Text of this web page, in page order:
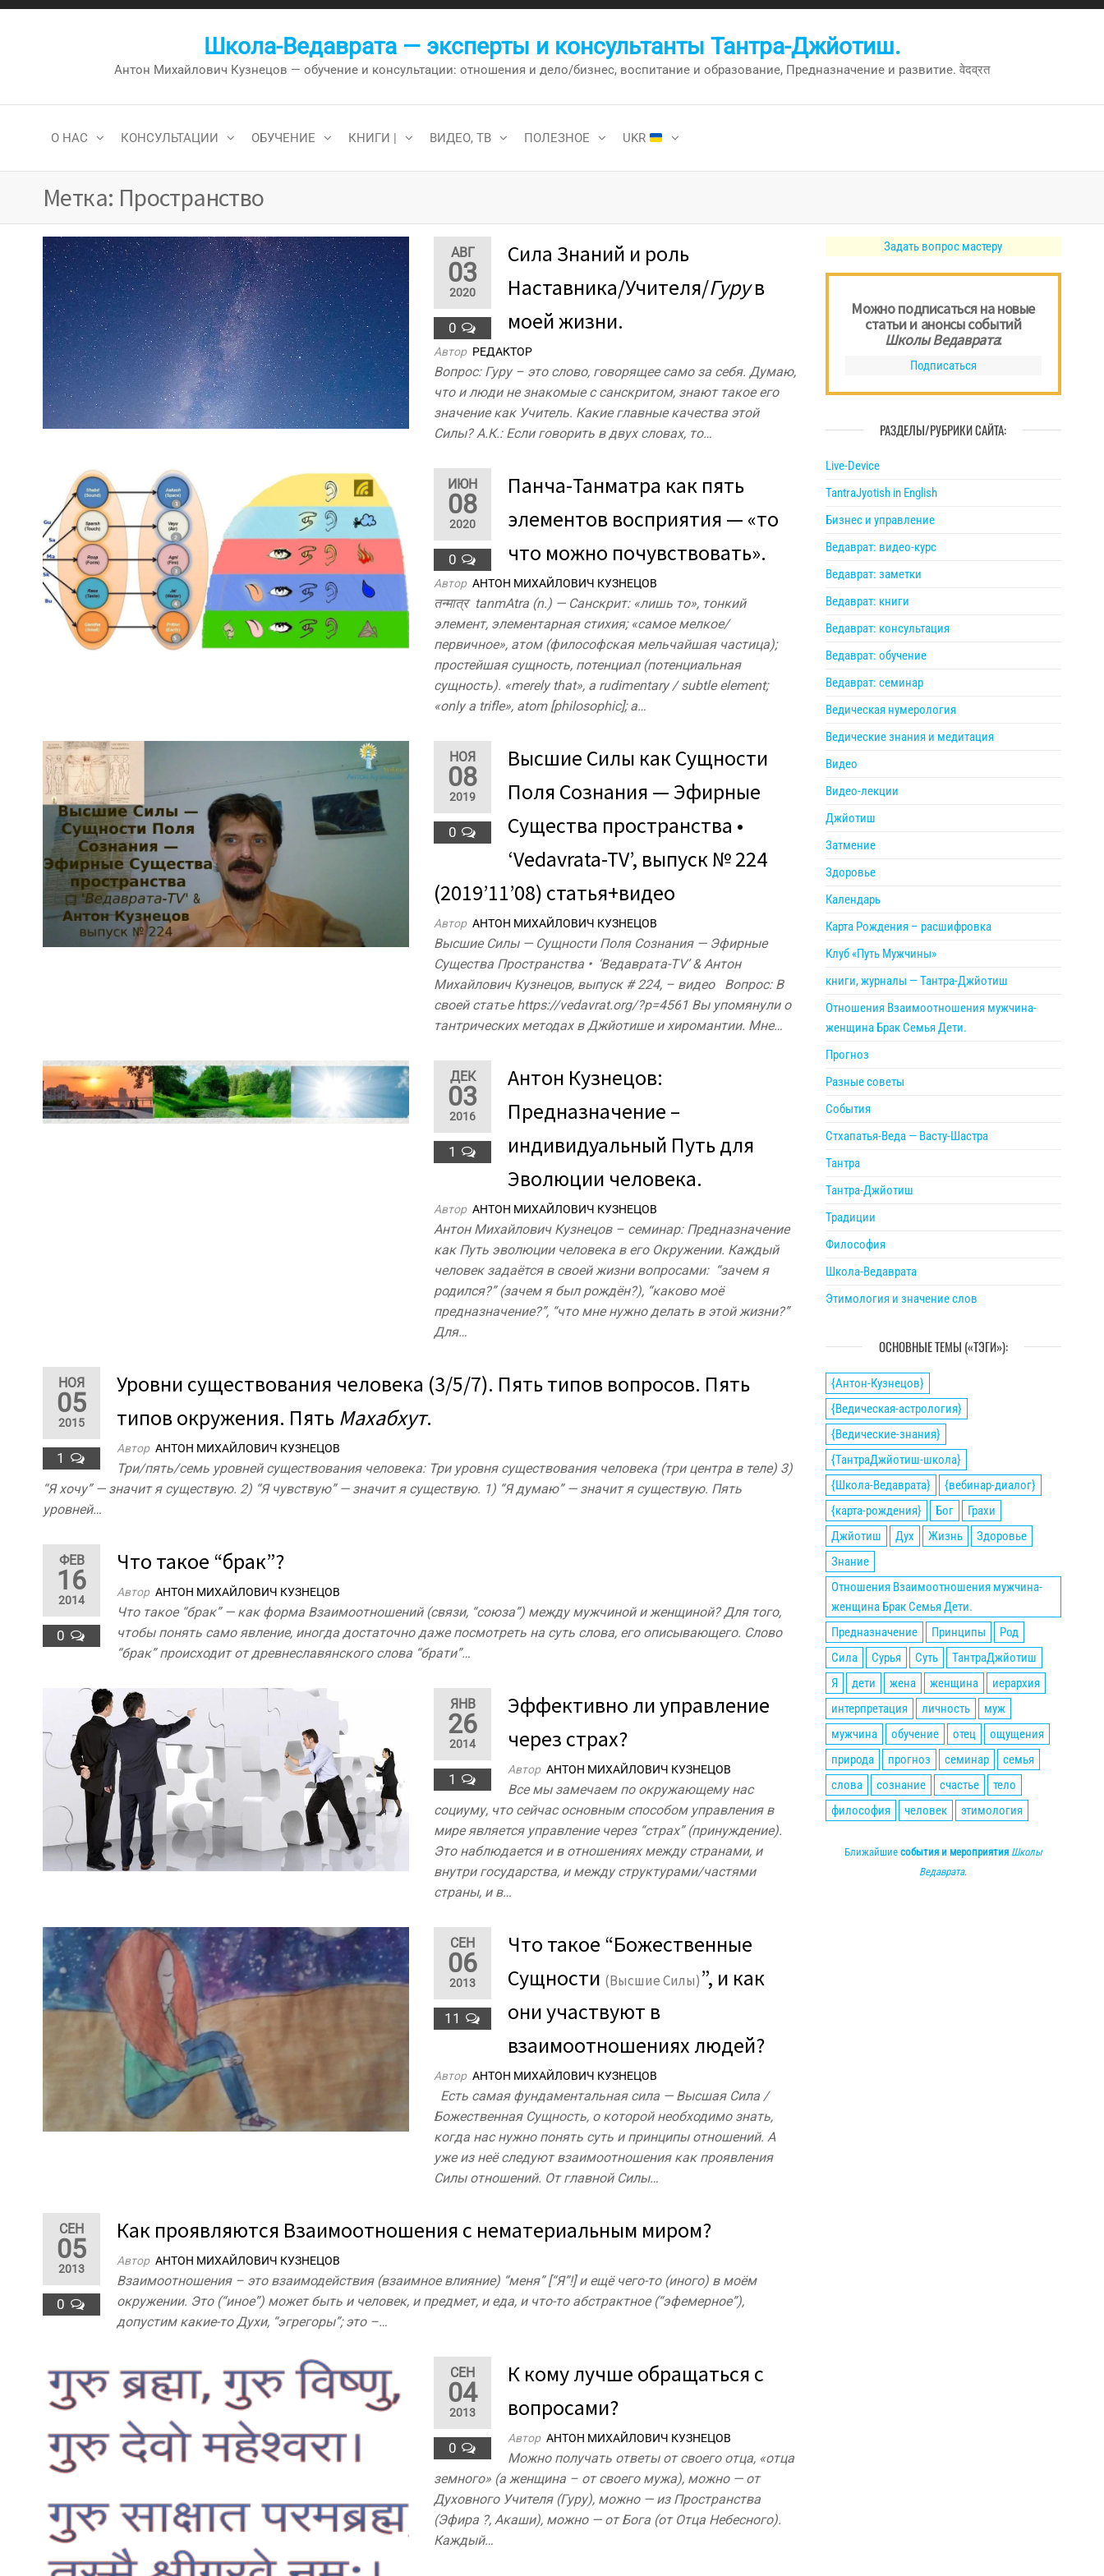
Перейти
Школа-Ведаврата — эксперты и консультанты Тантра-Джйотиш.
Антон Михайлович Кузнецов — обучение и консультации: отношения и дело/бизнес, воспитание и образование, Предназначение и развитие. वेदव्रत
О НАС КОНСУЛЬТАЦИИ ОБУЧЕНИЕ КНИГИ | ВИДЕО, ТВ ПОЛЕЗНОЕ UKR
Метка: Пространство
АВГ
03
2020
0
Сила Знаний и роль
Наставника/Учителя/Гурув
моей жизни.
Автор РЕДАКТОР
Вопрос: Гуру – это слово, говорящее само за себя. Думаю,
что и люди не знакомые с санскритом, знают такое его
значение как Учитель. Какие главные качества этой
Силы? А.К.: Если говорить в двух словах, то…
ИЮН
08
2020
0
Панча-Танматра как пять
элементов восприятия — «то
что можно почувствовать».
Автор АНТОН МИХАЙЛОВИЧ КУЗНЕЦОВ
तन्मात्र tanmAtra (n.) — Санскрит: «лишь то», тонкий
элемент, элементарная стихия; «самое мелкое/
первичное», атом (философская мельчайшая частица);
простейшая сущность, потенциал (потенциальная
сущность). «merely that», a rudimentary / subtle element;
«only a trifle», atom [philosophic]; a…
НОЯ
08
2019
0
Высшие Силы как Сущности
Поля Сознания — Эфирные
Существа пространства •
‘Vedavrata-TV’, выпуск № 224
(2019’11’08) статья+видео
Автор АНТОН МИХАЙЛОВИЧ КУЗНЕЦОВ
Высшие Силы — Сущности Поля Сознания — Эфирные
Существа Пространства • ‘Ведаврата-TV’ & Антон
Михайлович Кузнецов, выпуск # 224, – видео Вопрос: В
своей статье https://vedavrat.org/?p=4561 Вы упомянули о
тантрических методах в Джйотише и хиромантии. Мне…
ДЕК
03
2016
1
Антон Кузнецов:
Предназначение –
индивидуальный Путь для
Эволюции человека.
Автор АНТОН МИХАЙЛОВИЧ КУЗНЕЦОВ
Антон Михайлович Кузнецов – семинар: Предназначение
как Путь эволюции человека в его Окружении. Каждый
человек задаётся в своей жизни вопросами: “зачем я
родился?” (зачем я был рождён?), “каково моё
предназначение?”, “что мне нужно делать в этой жизни?”
Для…
НОЯ
05
2015
1
Уровни существования человека (3/5/7). Пять типов вопросов. Пять
типов окружения. Пять Махабхут.
Автор АНТОН МИХАЙЛОВИЧ КУЗНЕЦОВ
Три/пять/семь уровней существования человека: Три уровня существования человека (три центра в теле) 3)
“Я хочу” — значит я существую. 2) “Я чувствую” — значит я существую. 1) “Я думаю” — значит я существую. Пять
уровней…
ФЕВ
16
2014
0
Что такое “брак”?
Автор АНТОН МИХАЙЛОВИЧ КУЗНЕЦОВ
Что такое “брак” — как форма Взаимоотношений (связи, “союза”) между мужчиной и женщиной? Для того,
чтобы понять само явление, иногда достаточно даже посмотреть на суть слова, его описывающего. Слово
“брак” происходит от древнеславянского слова “брати”…
ЯНВ
26
2014
1
Эффективно ли управление
через страх?
Автор АНТОН МИХАЙЛОВИЧ КУЗНЕЦОВ
Все мы замечаем по окружающему нас
социуму, что сейчас основным способом управления в
мире является управление через “страх” (принуждение).
Это наблюдается и в отношениях между странами, и
внутри государства, и между структурами/частями
страны, и в…
СЕН
06
2013
11
Что такое “Божественные
Сущности (Высшие Силы)”, и как
они участвуют в
взаимоотношениях людей?
Автор АНТОН МИХАЙЛОВИЧ КУЗНЕЦОВ
Есть самая фундаментальная сила — Высшая Сила /
Божественная Сущность, о которой необходимо знать,
когда нас нужно понять суть и принципы отношений. А
уже из неё следуют взаимоотношения как проявления
Силы отношений. От главной Силы…
СЕН
05
2013
0
Как проявляются Взаимоотношения с нематериальным миром?
Автор АНТОН МИХАЙЛОВИЧ КУЗНЕЦОВ
Взаимоотношения – это взаимодействия (взаимное влияние) “меня” [“Я”!] и ещё чего-то (иного) в моём
окружении. Это (“иное”) может быть и человек, и предмет, и еда, и что-то абстрактное (“эфемерное”),
допустим какие-то Духи, “эгрегоры”; это –…
СЕН
04
2013
0
К кому лучше обращаться с
вопросами?
Автор АНТОН МИХАЙЛОВИЧ КУЗНЕЦОВ
Можно получать ответы от своего отца, «отца
земного» (а женщина – от своего мужа), можно — от
Духовного Учителя (Гуру), можно — из Пространства
(Эфира ?, Акаши), можно — от Бога (от Отца Небесного).
Каждый…
Задать вопрос мастеру
Можно подписаться на новые
статьи и анонсы событий
Школы Ведаврата:
Подписаться
РАЗДЕЛЫ/РУБРИКИ САЙТА:
Live-Device
TantraJyotish in English
Бизнес и управление
Ведаврат: видео-курс
Ведаврат: заметки
Ведаврат: книги
Ведаврат: консультация
Ведаврат: обучение
Ведаврат: семинар
Ведическая нумерология
Ведические знания и медитация
Видео
Видео-лекции
Джйотиш
Затмение
Здоровье
Календарь
Карта Рождения – расшифровка
Клуб «Путь Мужчины»
книги, журналы — Тантра-Джйотиш
Отношения Взаимоотношения мужчина-
женщина Брак Семья Дети.
Прогноз
Разные советы
События
Стхапатья-Веда — Васту-Шастра
Тантра
Тантра-Джйотиш
Традиции
Философия
Школа-Ведаврата
Этимология и значение слов
ОСНОВНЫЕ ТЕМЫ («ТЭГИ»):
{Антон-Кузнецов}
{Ведическая-астрология}
{Ведические-знания}
{ТантраДжйотиш-школа}
{Школа-Ведаврата}
{вебинар-диалог}
{карта-рождения}
Бог
Грахи
Джйотиш
Дух Жизнь
Здоровье
Знание
Отношения Взаимоотношения мужчина-
женщина Брак Семья Дети.
Предназначение
Принципы
Род
Сила
Сурья Суть
ТантраДжйотиш
Я
дети жена женщина
иерархия
интерпретация
личность
муж
мужчина
обучение отец
ощущения
природа
прогноз семинар
семья
слова
сознание счастье
тело
философия
человек этимология
Ближайшие события и мероприятия Школы
Ведаврата.